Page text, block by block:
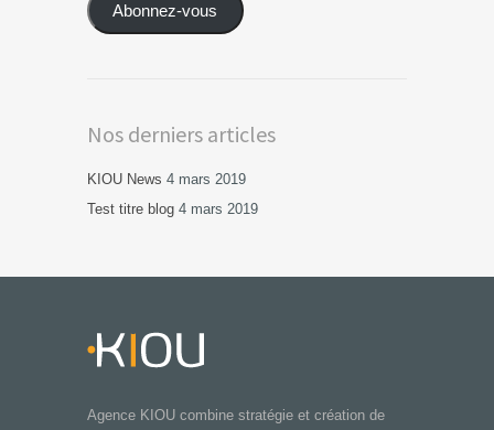
Abonnez-vous
Nos derniers articles
KIOU News 4 mars 2019
Test titre blog 4 mars 2019
Agence KIOU combine stratégie et création de